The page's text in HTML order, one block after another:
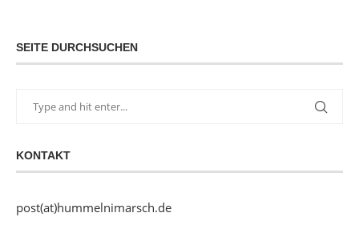
SEITE DURCHSUCHEN
KONTAKT
post(at)hummelnimarsch.de